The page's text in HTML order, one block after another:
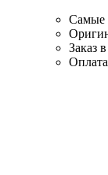
Самые
Заказ